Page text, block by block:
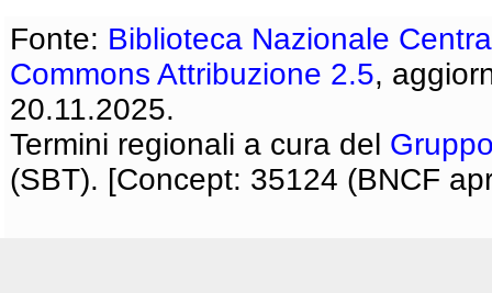
Fonte: Biblioteca Nazionale
Commons Attribuzione 2.5,
20.11.2025.
Termini regionali a cura del
(SBT). [Concept: 35124 (BNCF